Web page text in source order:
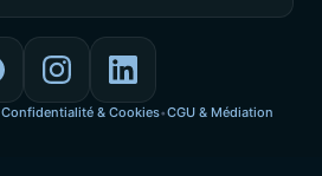
Confidentialité & Cookies•CGU & Médiation